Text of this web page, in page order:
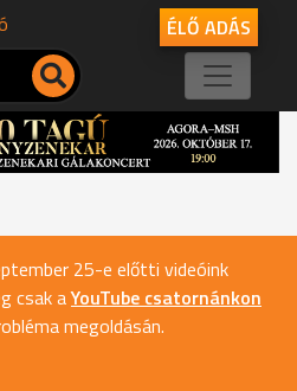
ÉLŐ ADÁS
25-e előtti videóink
csak aYouTube csatornánkon
megoldásán.